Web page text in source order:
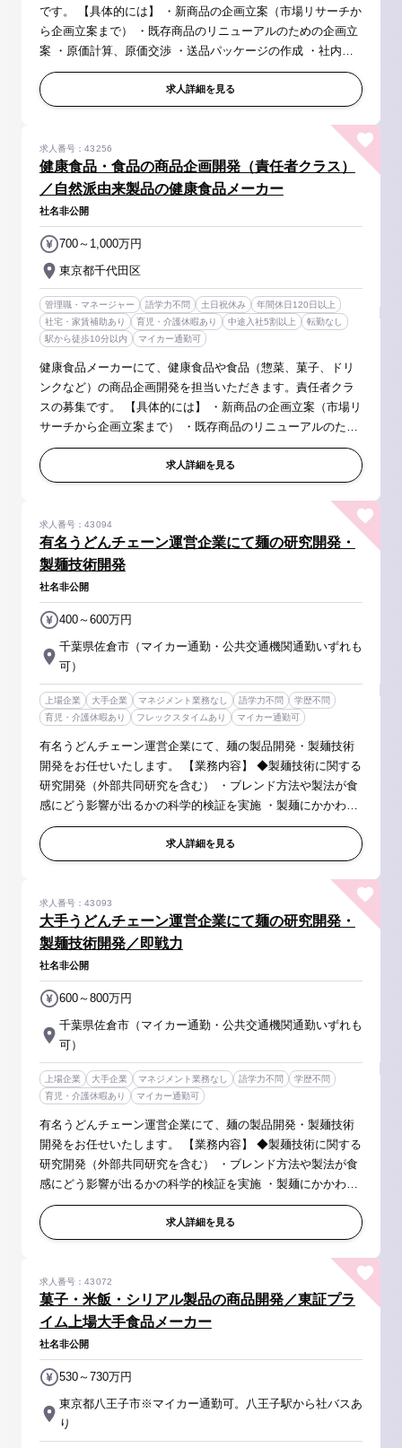
です。 【具体的には】 ・新商品の企画立案（市場リサーチか
ら企画立案まで） ・既存商品のリニューアルのための企画立
案 ・原価計算、原価交渉 ・送品パッケージの作成 ・社内外
関係者との調整 ・試作品の評価 ・価格決定 など 【ポイン
ト】 コ...
求人詳細を見る
健康食品・食品の商品企画開発（責任者クラス）
／自然派由来製品の健康食品メーカー
求人番号：43256
社名非公開
東京都千代田区
700～1,000万円
管理職・マネージャー 語学力不問 土日祝休み
年間休日120日以上
社宅・家賃補助あり
育児・介護休暇あり 中途入社5割以上
転勤なし
駅から徒歩10分以内
マイカー通勤可
健康食品メーカーにて、健康食品や食品（惣菜、菓子、ドリ
ンクなど）の商品企画開発を担当いただきます。責任者クラ
スの募集です。 【具体的には】 ・新商品の企画立案（市場リ
サーチから企画立案まで） ・既存商品のリニューアルのため
の企画立案 ・原価計算、原価交渉 ・送品パッケージの作成
・社内外関係者...
求人詳細を見る
有名うどんチェーン運営企業にて麺の研究開発・
製麺技術開発
求人番号：43094
社名非公開
千葉県佐倉市（マイカー通勤・公共交通機関通勤いずれも
可）
400～600万円
上場企業 大手企業 マネジメント業務なし 語学力不問
学歴不問
育児・介護休暇あり
フレックスタイムあり マイカー通勤可
有名うどんチェーン運営企業にて、麺の製品開発・製麺技術
開発をお任せいたします。 【業務内容】 ◆製麺技術に関する
研究開発（外部共同研究を含む） ・ブレンド方法や製法が食
感にどう影響が出るかの科学的検証を実施 ・製麺にかかわる
各工程と提供時の製品間の関連性、メカニズムを解明 ・必要
に応じた学会発表...
求人詳細を見る
大手うどんチェーン運営企業にて麺の研究開発・
製麺技術開発／即戦力
求人番号：43093
社名非公開
千葉県佐倉市（マイカー通勤・公共交通機関通勤いずれも
可）
600～800万円
上場企業 大手企業 マネジメント業務なし 語学力不問
学歴不問
育児・介護休暇あり
マイカー通勤可
有名うどんチェーン運営企業にて、麺の製品開発・製麺技術
開発をお任せいたします。 【業務内容】 ◆製麺技術に関する
研究開発（外部共同研究を含む） ・ブレンド方法や製法が食
感にどう影響が出るかの科学的検証を実施 ・製麺にかかわる
各工程と提供時の製品間の関連性、メカニズムを解明 ・必要
に応じた学会発表...
求人詳細を見る
菓子・米飯・シリアル製品の商品開発／東証プラ
イム上場大手食品メーカー
求人番号：43072
社名非公開
東京都八王子市※マイカー通勤可。八王子駅から社バスあ
り
530～730万円